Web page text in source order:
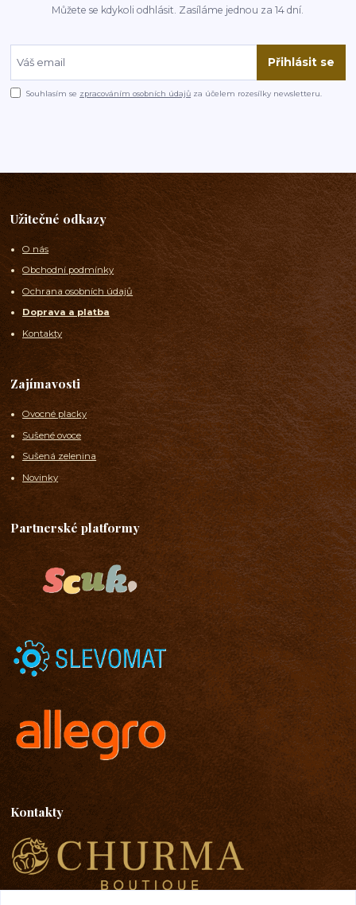
Můžete se kdykoli odhlásit. Zasíláme jednou za 14 dní.
Přihlásit se
Souhlasím se zpracováním osobních údajů za účelem rozesílky newsletteru.
Užitečné odkazy
O nás
Obchodní podmínky
Ochrana osobních údajů
Doprava a platba
Kontakty
Zajímavosti
Ovocné placky
Sušené ovoce
Sušená zelenina
Novinky
Partnerské platformy
Kontakty